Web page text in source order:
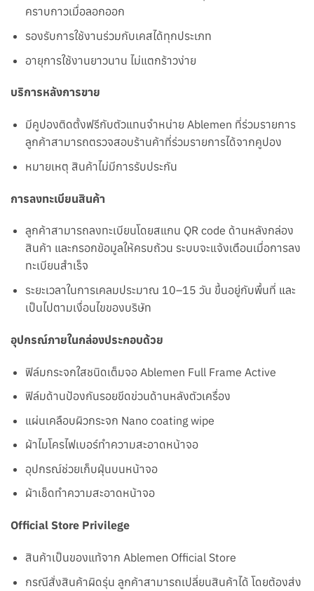
คราบกาวเมื่อลอกออก
รองรับการใช้งานร่วมกับเคสได้ทุกประเภท
อายุการใช้งานยาวนาน ไม่แตกร้าวง่าย
บริการหลังการขาย
มีคูปองติดตั้งฟรีกับตัวแทนจำหน่าย Ablemen ที่ร่วมรายการ
ลูกค้าสามารถตรวจสอบร้านค้าที่ร่วมรายการได้จากคูปอง
หมายเหตุ สินค้าไม่มีการรับประกัน
การลงทะเบียนสินค้า
ลูกค้าสามารถลงทะเบียนโดยสแกน QR code ด้านหลังกล่อง
สินค้า และกรอกข้อมูลให้ครบถ้วน ระบบจะแจ้งเตือนเมื่อการลง
ทะเบียนสำเร็จ
ระยะเวลาในการเคลมประมาณ 10–15 วัน ขึ้นอยู่กับพื้นที่ และ
เป็นไปตามเงื่อนไขของบริษัท
อุปกรณ์ภายในกล่องประกอบด้วย
ฟิล์มกระจกใสชนิดเต็มจอ Ablemen Full Frame Active
ฟิล์มด้านป้องกันรอยขีดข่วนด้านหลังตัวเครื่อง
แผ่นเคลือบผิวกระจก Nano coating wipe
ผ้าไมโครไฟเบอร์ทำความสะอาดหน้าจอ
อุปกรณ์ช่วยเก็บฝุ่นบนหน้าจอ
ผ้าเช็ดทำความสะอาดหน้าจอ
Official Store Privilege
สินค้าเป็นของแท้จาก Ablemen Official Store
กรณีสั่งสินค้าผิดรุ่น ลูกค้าสามารถเปลี่ยนสินค้าได้ โดยต้องส่ง